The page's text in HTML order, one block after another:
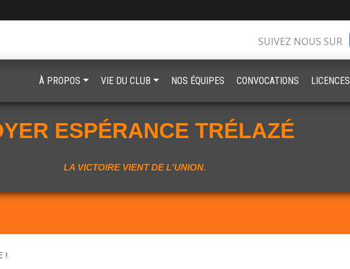
ESPÉRANCE TRÉLAZÉ
LA VICTOIRE VIENT DE L'UNION.
!
SUIVEZ NOUS SUR
À PROPOS VIE DU CLUB NOS ÉQUIPES CONVOCATIONS LICENCES